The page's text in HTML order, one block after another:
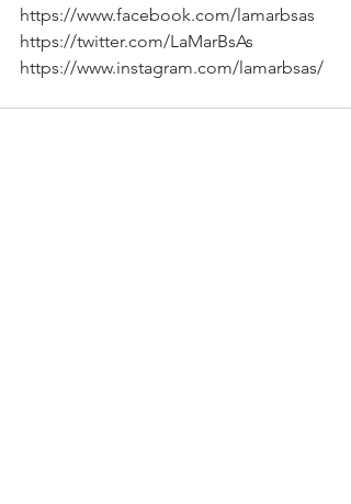
https://www.facebook.com/lamarbsas
https://twitter.com/LaMarBsAs
https://www.instagram.com/lamarbsas/